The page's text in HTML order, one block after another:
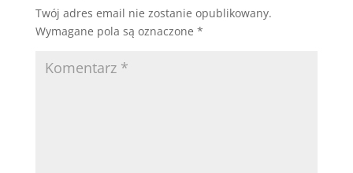
Twój adres email nie zostanie opublikowany.
Wymagane pola są oznaczone *